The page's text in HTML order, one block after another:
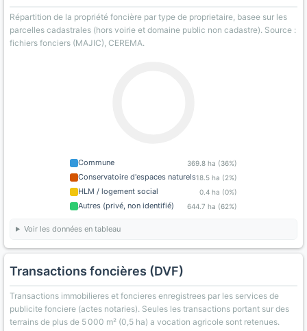
Répartition de la propriété foncière par type de proprietaire, basee sur les
parcelles cadastrales (hors voirie et domaine public non cadastre). Source :
fichiers fonciers (MAJIC), CEREMA.
Commune 369.8 ha (36%)
Conservatoire d'espaces naturels18.5 ha (2%)
HLM / logement social 0.4 ha (0%)
Autres (privé, non identifié) 644.7 ha (62%)
Voir les données en tableau
Transactions foncières (DVF)
Transactions immobilieres et foncieres enregistrees par les services de
publicite fonciere (actes notaries). Seules les transactions portant sur des
terrains de plus de 5 000 m² (0,5 ha) a vocation agricole sont retenues.